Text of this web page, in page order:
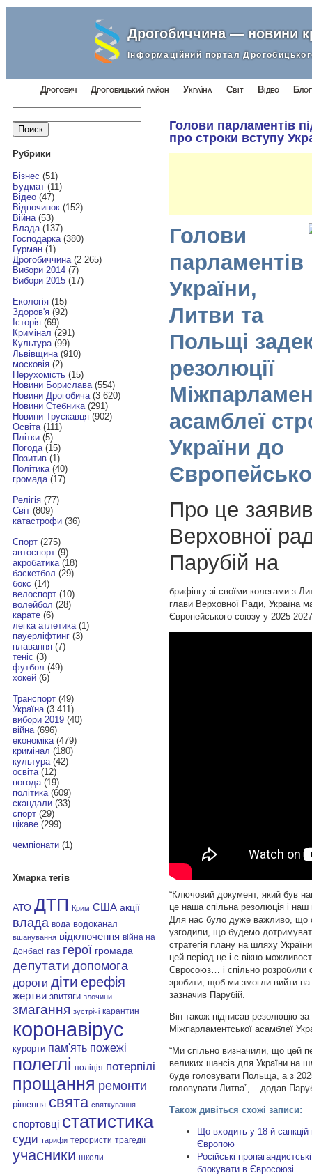
Дрогобиччина — новини
Інформаційний портал
Дрогобич Дрогобицький район Україна Світ Відео
Найти:
Рубрики
Бізнес (51)
Будмат(11)
Відео(47)
Відпочинок(152)
Війна(53)
Влада(137)
Господарка(380)
Гурман(1)
Дрогобиччина(2 265)
Вибори 2014(7)
Вибори 2015(17)
Екологія(15)
Здоров'я(92)
Історія(69)
Кримінал (291)
Культура(99)
Львівщина(910)
московія(2)
Нерухомість(15)
Новини Борислава(554)
Новини Дрогобича(3 620)
Новини Стебника(291)
Новини Трускавця(902)
Освіта(111)
Плітки(5)
Погода(15)
Позитив(1)
Політика(40)
громада(17)
Релігія(77)
Світ(809)
катастрофи(36)
Спорт(275)
автоспорт(9)
акробатика(18)
баскетбол (29)
бокс (14)
велоспорт(10)
волейбол (28)
карате(6)
легка атлетика(1)
пауерліфтинг(3)
плавання(7)
теніс (3)
футбол (49)
хокей(6)
Транспорт(49)
Україна(3 411)
вибори 2019(40)
війна(696)
економіка(479)
кримінал (180)
культура(42)
освіта(12)
погода(19)
політика(609)
скандали(33)
спорт(29)
цікаве(299)
чемпіонати(1)
Хмарка тегів
АТО ДТП Крим США акції
влада вода водоканал
вшанування відключення війна на
Донбасі газ герої громада
депутати допомога
дороги діти ерефія
жертви звитяги злочини
змагання зустрічі карантин
коронавірус
курорти пам'ять пожежі
полеглі поліція потерпілі
прощання ремонти
рішення свята святкування
спортовці статистика
суди тарифи терористи трагедії
учасники школи
Голови парламентів
про строки вступу
Голови
парламентів
України,
Литви та
Польщі
резолюції
асамблеї
України до
Про це
Верховної
Парубій на
брифінгу зі своїми колегами з
глави Верховної Ради, Україна
Європейського союзу у 2025-
“Ключовий документ, який був
це наша спільна резолюція і
Для нас було дуже важливо, що
узгодили, що будемо
стратегія плану на шляху
цей період це і є вікно
Євросоюз… і спільно розробили
зробити, щоб ми змогли вийти на
зазначив Парубій.
Він також підписав резолюцію
Міжпарламентської асамблеї
“Ми спільно визначили, що цей
великих шансів для України на
буде головувати Польща, а з
головувати Литва”, – додав
Також дивіться схожі записи:
Що входить у 18-й санкцій
Європою
Російські
блокувати в Євросоюзі